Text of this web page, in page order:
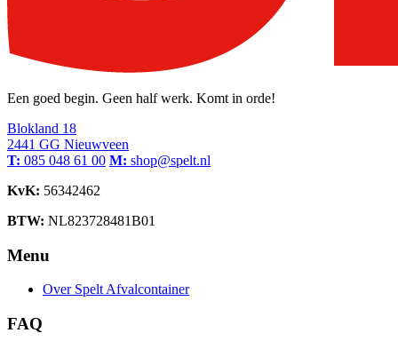
Een goed begin. Geen half werk. Komt in orde!
Blokland 18
2441 GG Nieuwveen
T: 085 048 61 00 M: shop@spelt.nl
KvK: 56342462
BTW: NL823728481B01
Menu
Over Spelt Afvalcontainer
FAQ